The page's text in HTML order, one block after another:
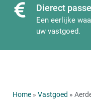
Dierect
Een eerlijke
uw vastgoed.
Home » Vastgoed »